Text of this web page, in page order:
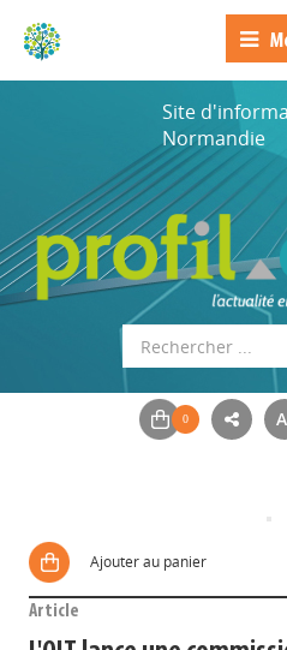
Site
Normandie
Ajouter au panier
Article